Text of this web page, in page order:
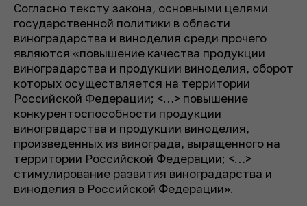
Согласно тексту закона, основными целями
государственной политики в области
виноградарства и виноделия среди прочего
являются «повышение качества продукции
виноградарства и продукции виноделия, оборот
которых осуществляется на территории
Российской Федерации; <…> повышение
конкурентоспособности продукции
виноградарства и продукции виноделия,
произведенных из винограда, выращенного на
территории Российской Федерации; <…>
стимулирование развития виноградарства и
виноделия в Российской Федерации».